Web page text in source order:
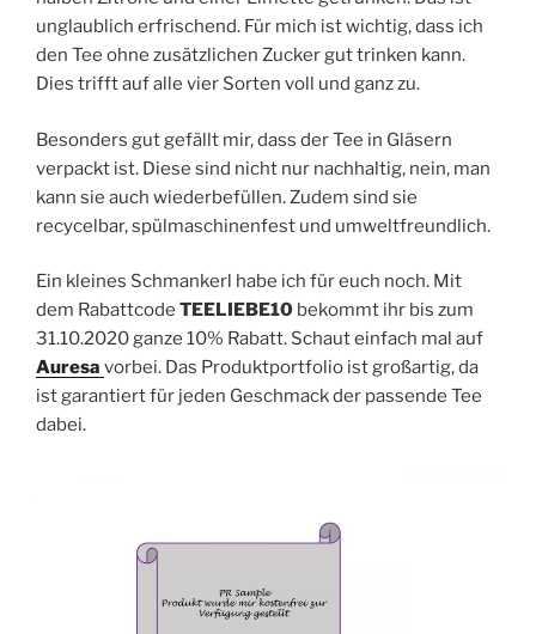
unglaublich erfrischend. Für mich ist wichtig, dass ich
den Tee ohne zusätzlichen Zucker gut trinken kann.
Dies trifft auf alle vier Sorten voll und ganz zu.
Besonders gut gefällt mir, dass der Tee in Gläsern
verpackt ist. Diese sind nicht nur nachhaltig, nein, man
kann sie auch wiederbefüllen. Zudem sind sie
recycelbar, spülmaschinenfest und umweltfreundlich.
Ein kleines Schmankerl habe ich für euch noch. Mit
dem Rabattcode TEELIEBE10 bekommt ihr bis zum
31.10.2020 ganze 10% Rabatt. Schaut einfach mal auf
Auresa vorbei. Das Produktportfolio ist großartig, da
ist garantiert für jeden Geschmack der passende Tee
dabei.